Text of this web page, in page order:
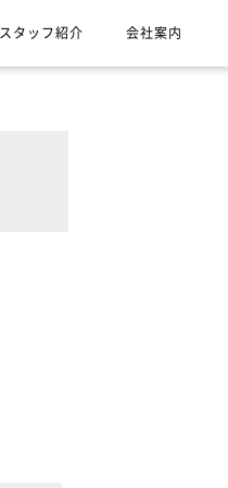
スタッフ紹介 会社案内